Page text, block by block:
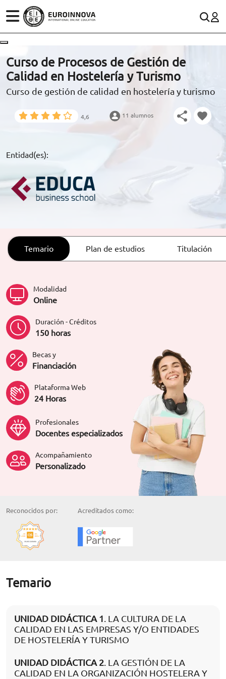
ESTUDIOS
CONOCE EUROINNOVA
RECURSOS EDUCATIVOS
ARTÍCULOS
(+34)958 050 200(gratuito en España)
900 831 200
formacion@euroinnova.com
TRABAJA CON NOSOTROS
Curso de Procesos de Gestión de
Calidad en Hostelería y Turismo
Curso de gestión de calidad en hostelería y turismo
4,6 11 alumnos
Entidad(es):
Temario Plan de estudios Titulación
Modalidad
Online
Duración - Créditos
150 horas
Becas y
Financiación
Plataforma Web
24 Horas
Profesionales
Docentes especializados
Acompañamiento
Personalizado
Reconocidos por: Acreditados como:
Temario
UNIDAD DIDÁCTICA 1. LA CULTURA DE LA
CALIDAD EN LAS EMPRESAS Y/O ENTIDADES
DE HOSTELERÍA Y TURISMO
UNIDAD DIDÁCTICA 2. LA GESTIÓN DE LA
CALIDAD EN LA ORGANIZACIÓN HOSTELERA Y